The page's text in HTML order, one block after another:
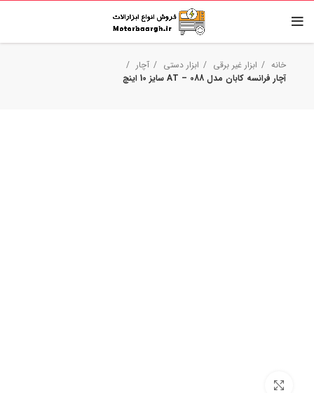
خانه ابزار غیر برقی ابزار دستی
آچار
آچار فرانسه کابان مدل AT – 088 سایز 10 اینچ